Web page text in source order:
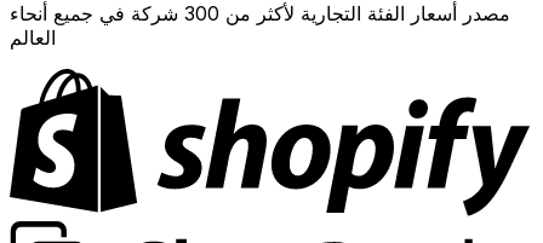
مصدر أسعار الفئة التجارية لأكثر من 300 شركة في جميع أنحاء
العالم